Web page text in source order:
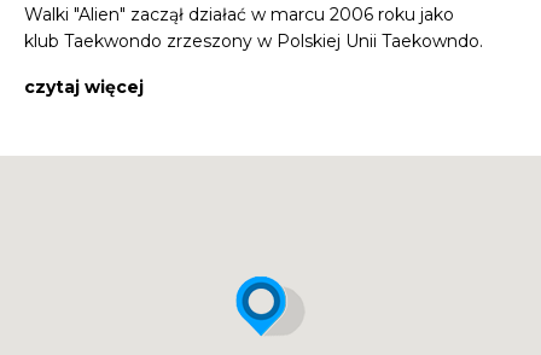
Walki "Alien" zaczął działać w marcu 2006 roku jako
klub Taekwondo zrzeszony w Polskiej Unii Taekowndo.
Klub od samego początku osiągał sukcesy. W 2007
W tym roku przybyło w klubie czarnych pasów a
prowadzący zdał na 4 dan.
czytaj więcej